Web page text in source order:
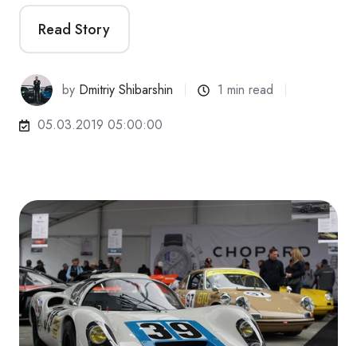
Read Story
by Dmitriy Shibarshin
1 min read
05.03.2019 05:00:00